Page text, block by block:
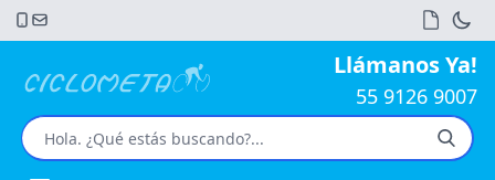
Llámanos Ya!
55 9126 9007